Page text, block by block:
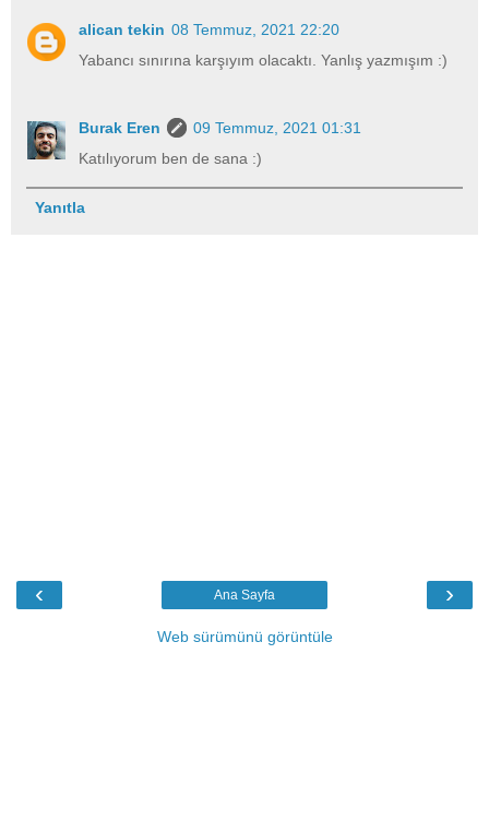
alican tekin 08 Temmuz, 2021 22:20
Yabancı sınırına karşıyım olacaktı. Yanlış yazmışım :)
Burak Eren
09 Temmuz, 2021 01:31
Katılıyorum ben de sana :)
Yanıtla
‹ ›
Ana Sayfa
Web sürümünü görüntüle